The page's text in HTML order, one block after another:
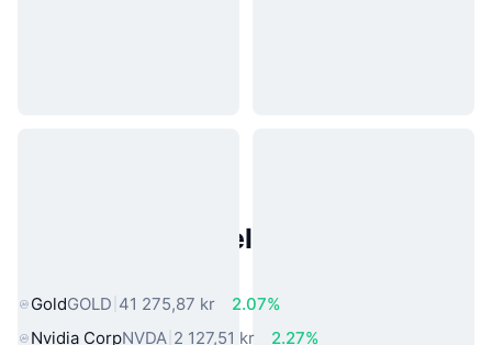
Populære eiendeler fra den
GoldGOLD 41 275,87 kr
2.07%
Nvidia CorpNVDA 2 127,51 kr 2.27%